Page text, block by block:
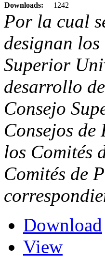
Downloads:
1242
Por la cual
designan
Superior
desarrollo
Consejo
Consejos
los Comités
Comités de
Download
View